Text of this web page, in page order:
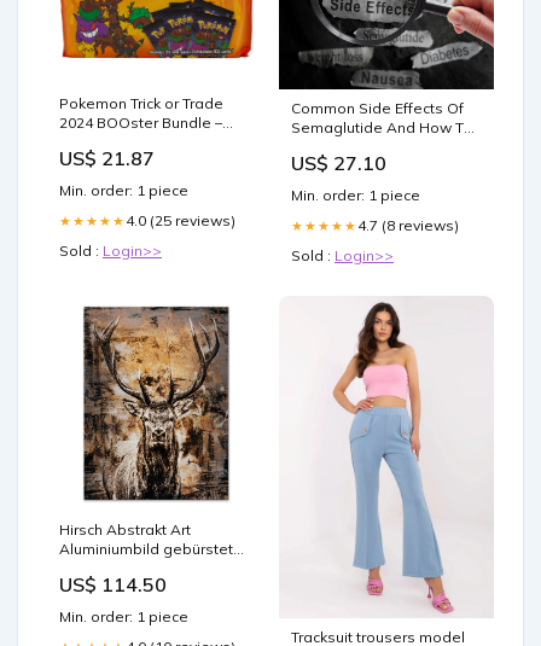
Pokemon Trick or Trade
2024 BOOster Bundle –
US$ 21.87
Min. order: 1 piece
★★★★★ 4.0 (25 reviews)
Sold : Login>>
Common Side Effects Of
Semaglutide And How To
US$ 27.10
Min. order: 1 piece
★★★★★ 4.7 (8 reviews)
Sold : Login>>
Hirsch Abstrakt Art
Aluminiumbild gebürstet
Rahmen:Schwarz
US$ 114.50
Min. order: 1 piece
Tracksuit trousers model